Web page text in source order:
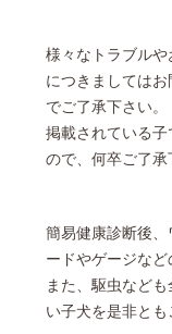
様々なトラブル
につきましては
でご了承下さい。
掲載されている
ので、何卒ご了承
簡易健康診断後
ードやゲージなど
また、駆虫など
い子犬を是非とも